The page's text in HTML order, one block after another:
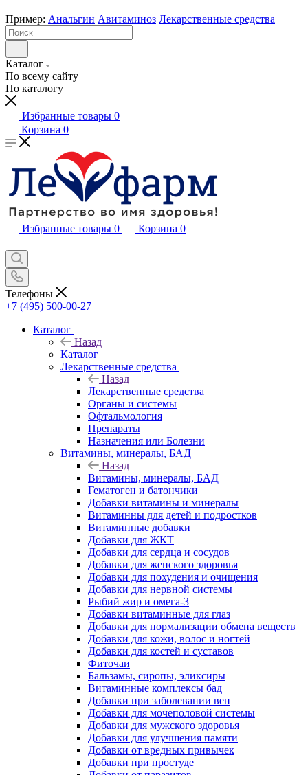
Пример: Анальгин Авитаминоз Лекарственные средства
Каталог
По всему сайту
По каталогу
Избранные товары 0
Корзина 0
Избранные товары 0 Корзина 0
Телефоны
+7 (495) 500-00-27
Каталог
Назад
Каталог
Лекарственные средства
Назад
Лекарственные средства
Органы и системы
Офтальмология
Препараты
Назначения или Болезни
Витамины, минералы, БАД
Назад
Витамины, минералы, БАД
Гематоген и батончики
Добавки витамины и минералы
Витаминны для детей и подростков
Витаминные добавки
Добавки для ЖКТ
Добавки для сердца и сосудов
Добавки для женского здоровья
Добавки для похудения и очищения
Добавки для нервной системы
Рыбий жир и омега-3
Добавки витаминные для глаз
Добавки для нормализации обмена веществ
Добавки для кожи, волос и ногтей
Добавки для костей и суставов
Фиточаи
Бальзамы, сиропы, эликсиры
Витаминные комплексы бад
Добавки при заболевании вен
Добавки для мочеполовой системы
Добавки для мужского здоровья
Добавки для улучшения памяти
Добавки от вредных привычек
Добавки при простуде